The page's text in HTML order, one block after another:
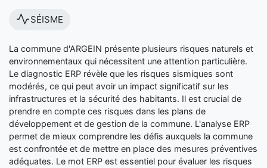
SÉISME
La commune d'ARGEIN présente plusieurs risques naturels et
environnementaux qui nécessitent une attention particulière.
Le diagnostic ERP révèle que les risques sismiques sont
modérés, ce qui peut avoir un impact significatif sur les
infrastructures et la sécurité des habitants. Il est crucial de
prendre en compte ces risques dans les plans de
développement et de gestion de la commune. L'analyse ERP
permet de mieux comprendre les défis auxquels la commune
est confrontée et de mettre en place des mesures préventives
adéquates. Le mot ERP est essentiel pour évaluer les risques